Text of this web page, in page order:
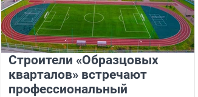
Строители «Образцовых
кварталов» встречают
профессиональный